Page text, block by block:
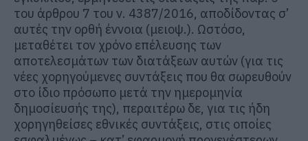
του άρθρου 7 του ν. 4387/2016, αποδίδοντας σ’
αυτές την ορθή έννοια (μειοψ.). Ωστόσο,
μεταθέτει τον χρόνο επέλευσης των
αποτελεσμάτων των διατάξεων αυτών (για τις
νέες χορηγούμενες συντάξεις που θα σωρευθούν
στο ίδιο πρόσωπο μετά την ημερομηνία
δημοσίευσής της), περαιτέρω δε, για τις ήδη
χορηγηθείσες εθνικές συντάξεις, στις οποίες